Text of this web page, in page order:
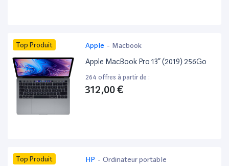
Top Produit Apple - Macbook
Apple MacBook Pro 13” (2019) 256Go
264 offres à partir de :
312,00 €
Top Produit HP - Ordinateur portable